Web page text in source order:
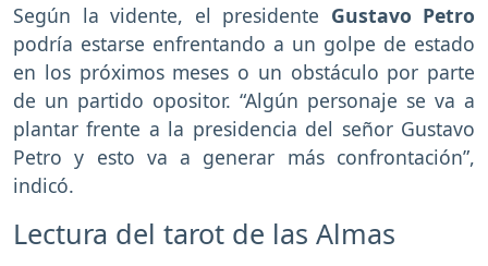
Según la vidente, el presidente Gustavo Petro
podría estarse enfrentando a un golpe de estado
en los próximos meses o un obstáculo por parte
de un partido opositor. “Algún personaje se va a
plantar frente a la presidencia del señor Gustavo
Petro y esto va a generar más confrontación”,
indicó.
Lectura del tarot de las Almas